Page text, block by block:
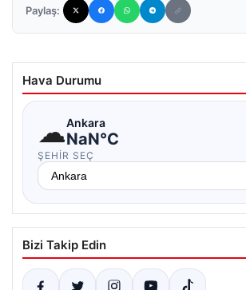
Paylaş:
Hava Durumu
☁Ankara
NaN°C
ŞEHIR SEÇ
Bizi Takip Edin